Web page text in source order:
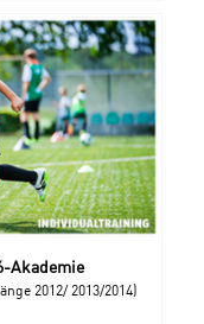
Akademie
2012/ 2013/2014)